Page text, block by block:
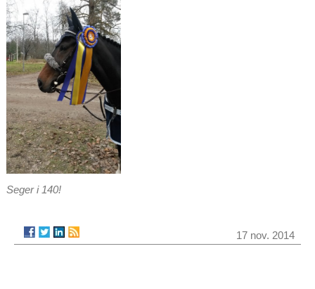
Seger i 140!
17 nov. 2014